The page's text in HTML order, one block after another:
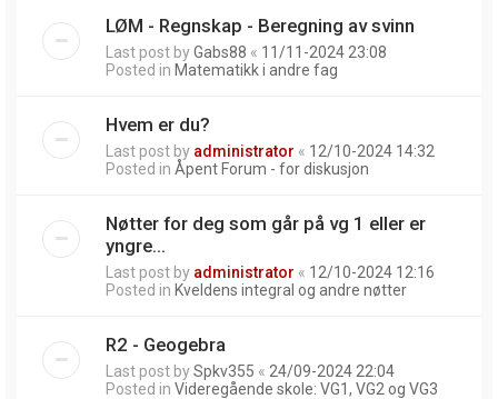
LØM - Regnskap - Beregning av svinn
Last post byGabs88 « 11/11-2024 23:08
Posted in Matematikk i andre fag
Hvem er du?
Last post by administrator « 12/10-2024 14:32
Posted in Åpent Forum - for diskusjon
Nøtter for deg som går på vg 1 eller er
yngre...
Last post by administrator « 12/10-2024 12:16
Posted in Kveldens integral og andre nøtter
R2 - Geogebra
Last post bySpkv355 « 24/09-2024 22:04
Posted in Videregående skole: VG1, VG2 og VG3